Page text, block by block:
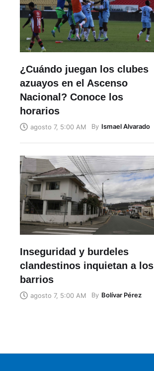
¿Cuándo juegan los clubes
azuayos en el Ascenso
Nacional? Conoce los
horarios
agosto 7, 5:00 AM By Ismael Alvarado
Inseguridad y burdeles
clandestinos inquietan a los
barrios
agosto 7, 5:00 AM By Bolívar Pérez